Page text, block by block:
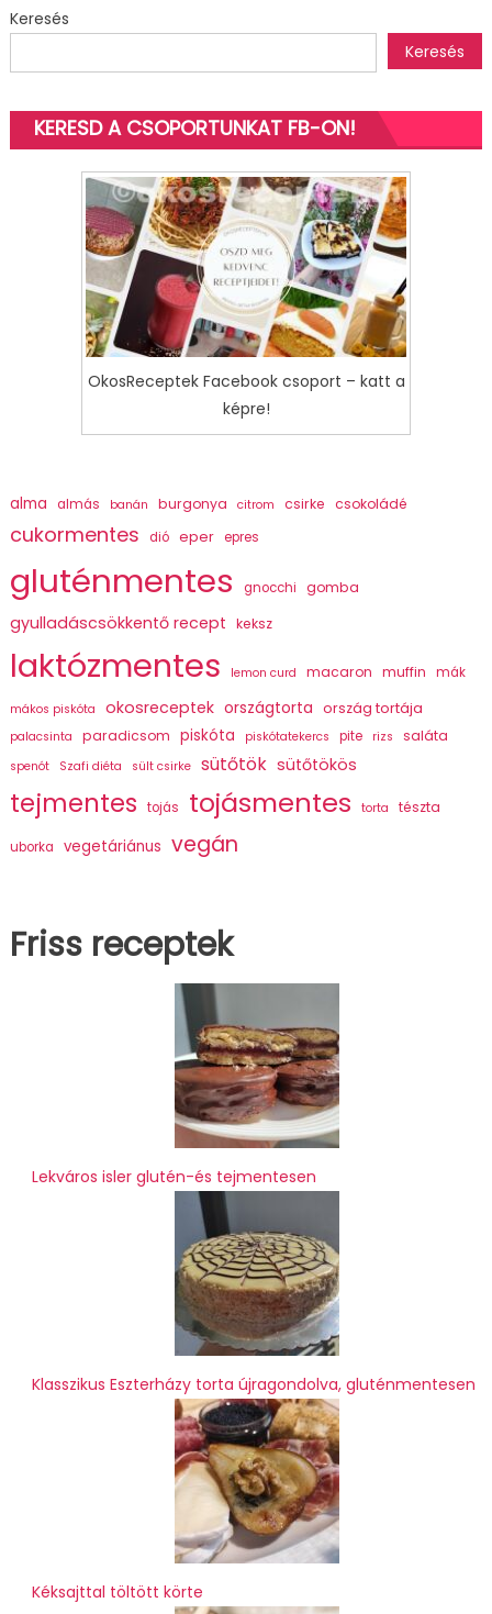
Keresés
Keresés
KERESD A CSOPORTUNKAT FB-ON!
OkosReceptek Facebook csoport – katt a
képre!
alma almás banán burgonya citrom csirke csokoládé
cukormentes dió eper epres
gluténmentes gnocchi gomba
gyulladáscsökkentő recept keksz
laktózmentes lemon curd macaron muffin mák
mákos piskóta okosreceptek országtorta ország tortája
palacsinta paradicsom piskóta piskótatekercs pite rizs saláta
spenót Szafi diéta sült csirke sütőtök sütőtökös
tejmentes tojás tojásmentes torta tészta
uborka vegetáriánus vegán
Friss receptek
Lekváros isler glutén-és tejmentesen
Klasszikus Eszterházy torta újragondolva, gluténmentesen
Kéksajttal töltött körte